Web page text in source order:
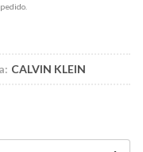
CALVIN KLEIN